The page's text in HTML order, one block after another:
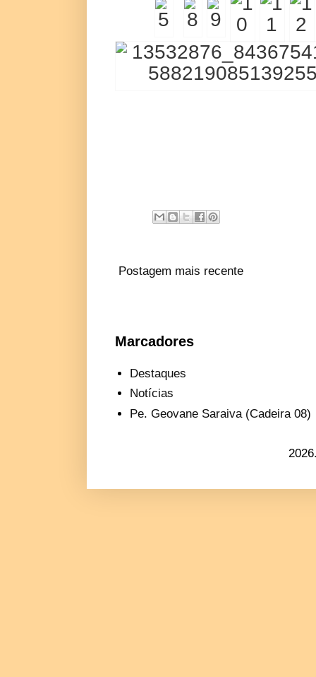
Postagem mais recente
Marcadores
Destaques
Notícias
Pe. Geovane Saraiva (Cadeira 08)